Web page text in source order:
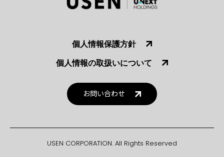
個人情報保護方針
個人情報の取扱いについて
お問い合わせ
USEN CORPORATION. All Rights Reserved